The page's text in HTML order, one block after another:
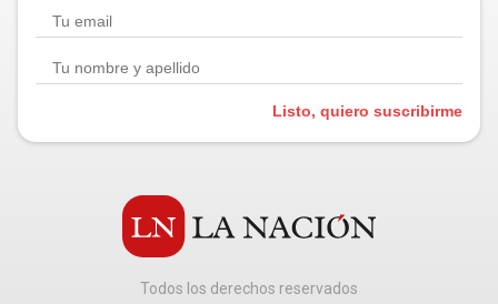
Listo, quiero suscribirme
Todos los derechos reservados